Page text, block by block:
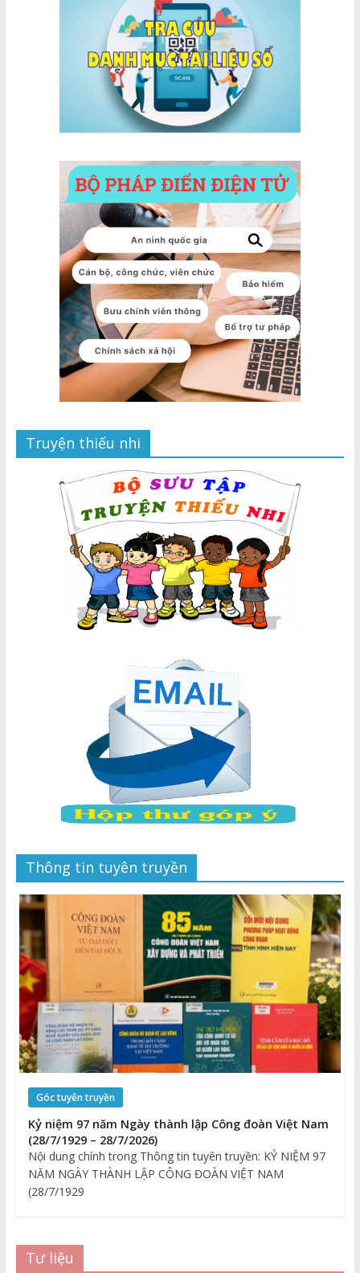
Truyện thiếu nhi
Thông tin tuyên truyền
Góc tuyên truyền
Kỷ niệm 97 năm Ngày thành lập Công đoàn Việt Nam
(28/7/1929 – 28/7/2026)
Nội dung chính trong Thông tin tuyên truyền: KỶ NIỆM 97
NĂM NGÀY THÀNH LẬP CÔNG ĐOÀN VIỆT NAM
(28/7/1929
Tư liệu